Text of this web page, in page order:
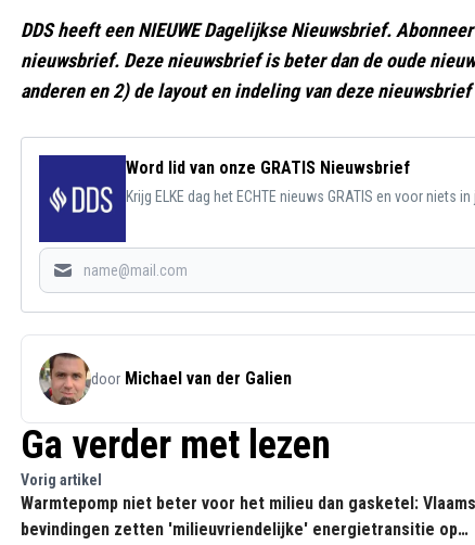
DDS heeft een NIEUWE Dagelijkse Nieuwsbrief.
nieuwsbrief. Deze nieuwsbrief is beter dan de oude
anderen en 2) de layout en indeling van deze
Word lid van onze GRATIS Nieuwsbrief
Krijg ELKE dag het ECHTE nieuws GRATIS en voor niets
door Michael van der Galien
Ga verder met lezen
Vorig artikel
Warmtepomp niet beter voor het milieu dan gasketel:
bevindingen zetten 'milieuvriendelijke' energietransitie op